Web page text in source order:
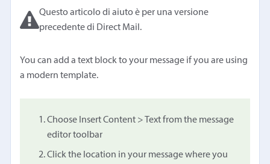
Questo articolo di aiuto è per una versione
precedente di Direct Mail.
You can add a text block to your message if you are using
a modern template.
Choose Insert Content > Text from the message
editor toolbar
Click the location in your message where you